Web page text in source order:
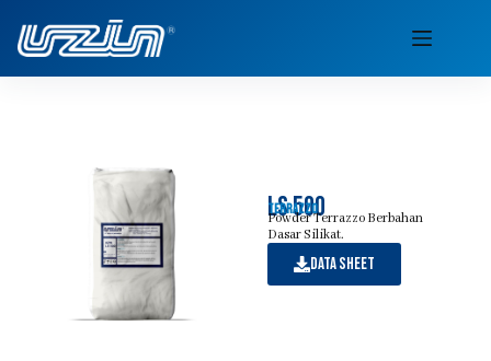
ls 500
terrazzo
Powder Terrazzo Berbahan
Dasar Silikat.
Data sheet